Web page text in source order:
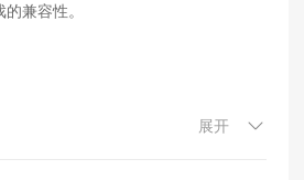
兼容性。
展开